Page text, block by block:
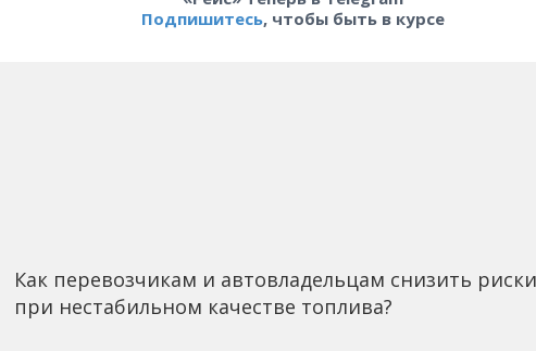
Подпишитесь, чтобы быть в курсе
Как перевозчикам и автовладельцам снизить риски
при нестабильном качестве топлива?